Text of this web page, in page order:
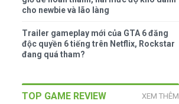
cho newbie và lão làng
Trailer gameplay mới của GTA 6 đăng
độc quyền 6 tiếng trên Netflix, Rockstar
đang quá tham?
TOP GAME REVIEW XEM THÊM